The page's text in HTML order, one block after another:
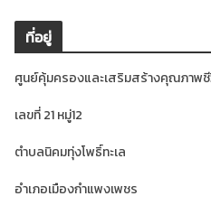
ที่อยู่
ศูนย์คุ้มครองและเสริมสร้างคุณภาพ
เลขที่ 21 หมู่12
ตำบลนิคมทุ่งโพธิ์ทะเล
อำเภอเมืองกำแพงเพชร